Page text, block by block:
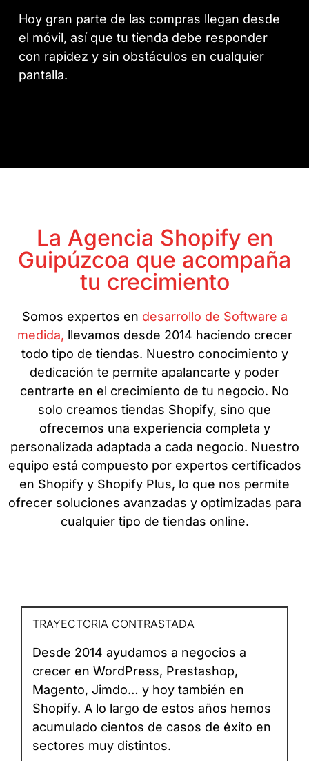
Hoy gran parte de las compras llegan desde
el móvil, así que tu tienda debe responder
con rapidez y sin obstáculos en cualquier
pantalla.
La Agencia Shopify en
Guipúzcoa que acompaña
tu crecimiento
Somos expertos en desarrollo de Software a
medida, llevamos desde 2014 haciendo crecer
todo tipo de tiendas. Nuestro conocimiento y
dedicación te permite apalancarte y poder
centrarte en el crecimiento de tu negocio. No
solo creamos tiendas Shopify, sino que
ofrecemos una experiencia completa y
personalizada adaptada a cada negocio. Nuestro
equipo está compuesto por expertos certificados
en Shopify y Shopify Plus, lo que nos permite
ofrecer soluciones avanzadas y optimizadas para
cualquier tipo de tiendas online.
TRAYECTORIA CONTRASTADA
Desde 2014 ayudamos a negocios a
crecer en WordPress, Prestashop,
Magento, Jimdo… y hoy también en
Shopify. A lo largo de estos años hemos
acumulado cientos de casos de éxito en
sectores muy distintos.